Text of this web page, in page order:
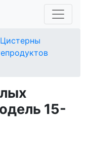
Цистерны
15-